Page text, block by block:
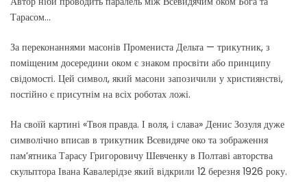
Тарасом…
За переконаннями масонів Промениста Дельта — трикутник, з
поміщеним досередини оком є знаком просвіти або принципу
свідомості. Цей символ, який масони запозичили у християнстві,
постійно є присутнім на всіх роботах ложі.
На своїй картині «Твоя правда. І воля, і слава» Денис Зозуля дуже
символічно вписав в трикутник Всевидяче око та зображення
пам’ятника Тарасу Григоровичу Шевченку в Полтаві авторства
скульптора Івана Кавалерідзе який відкрили 12 березня 1926 року.